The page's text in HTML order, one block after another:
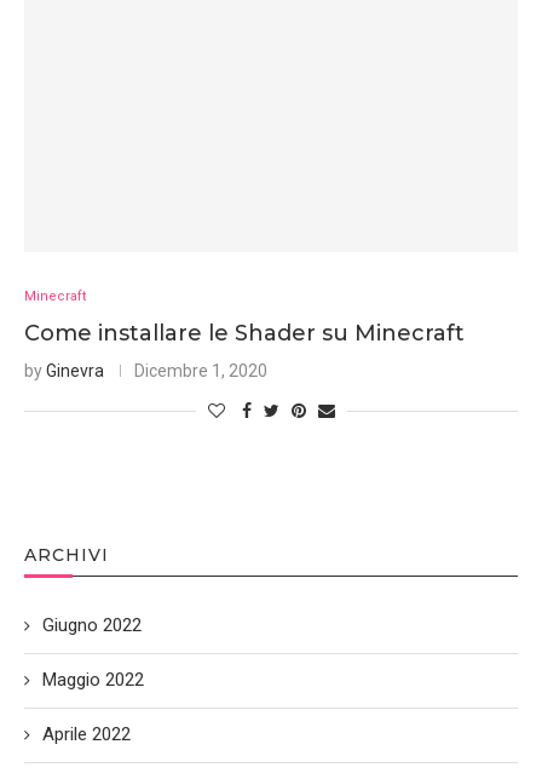
Minecraft
Come installare le Shader su Minecraft
byGinevra Dicembre 1, 2020
ARCHIVI
Giugno 2022
Maggio 2022
Aprile 2022